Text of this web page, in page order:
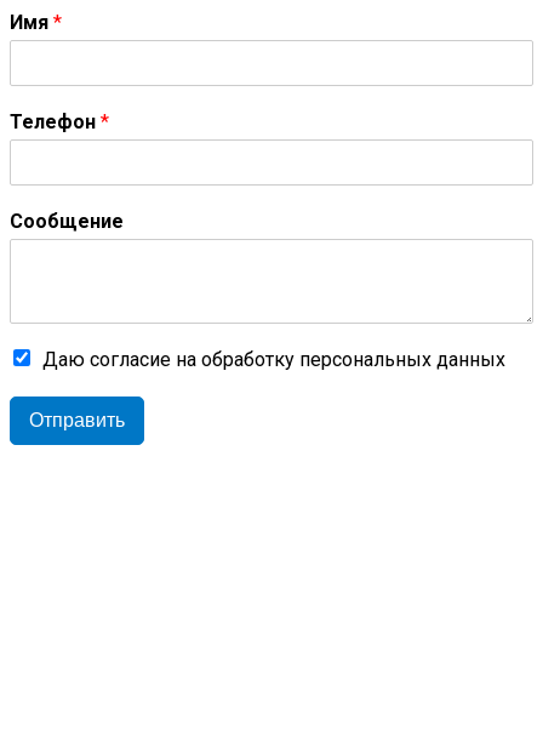
Имя *
Телефон *
Сообщение
Даю согласие на обработку персональных данных
Отправить